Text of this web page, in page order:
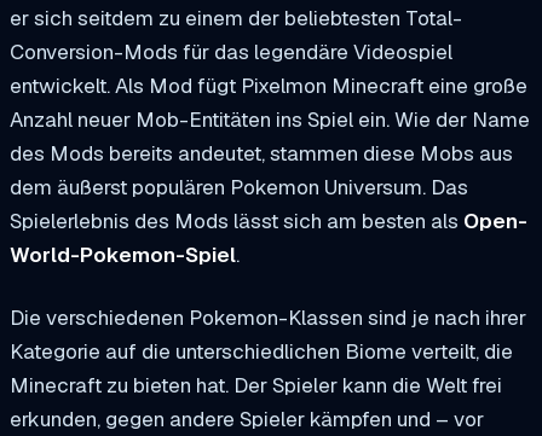
er sich seitdem zu einem der beliebtesten Total-
Conversion-Mods für das legendäre Videospiel
entwickelt. Als Mod fügt Pixelmon Minecraft eine große
Anzahl neuer Mob-Entitäten ins Spiel ein. Wie der Name
des Mods bereits andeutet, stammen diese Mobs aus
dem äußerst populären Pokemon Universum. Das
Spielerlebnis des Mods lässt sich am besten als Open-
World-Pokemon-Spiel.
Die verschiedenen Pokemon-Klassen sind je nach ihrer
Kategorie auf die unterschiedlichen Biome verteilt, die
Minecraft zu bieten hat. Der Spieler kann die Welt frei
erkunden, gegen andere Spieler kämpfen und – vor